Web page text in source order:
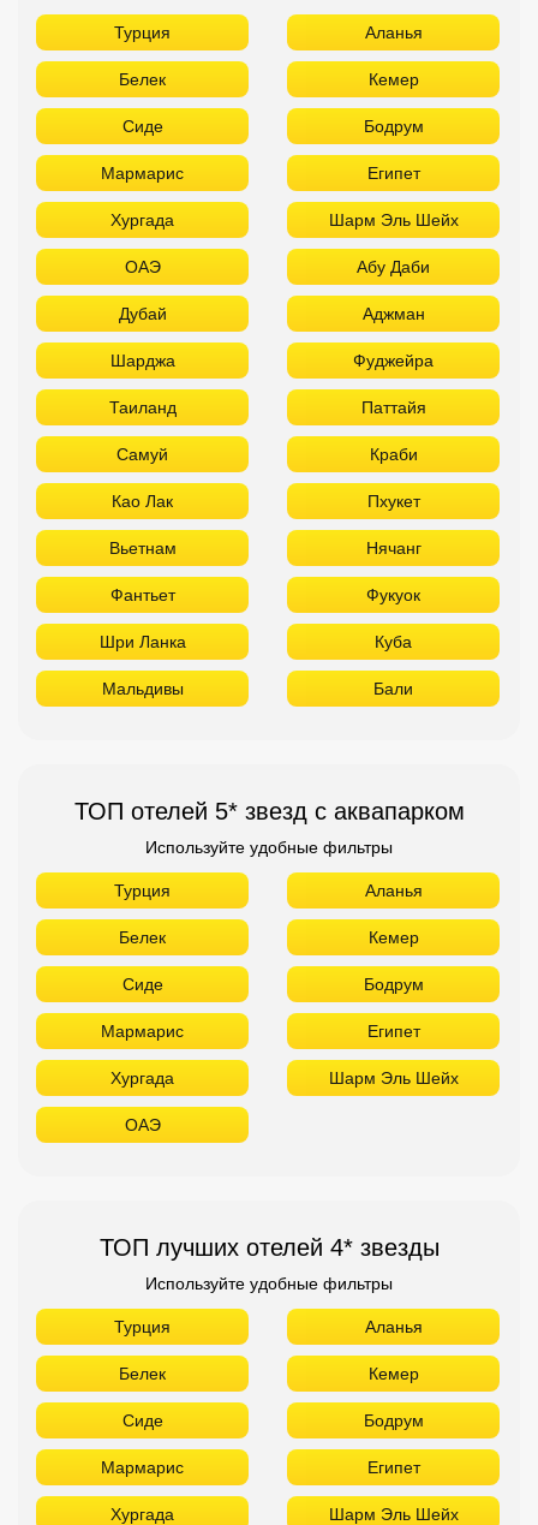
Турция Аланья
Белек Кемер
Сиде Бодрум
Мармарис Египет
Хургада Шарм Эль Шейх
ОАЭ Абу Даби
Дубай Аджман
Шарджа Фуджейра
Таиланд Паттайя
Самуй Краби
Као Лак Пхукет
Вьетнам Нячанг
Фантьет Фукуок
Шри Ланка Куба
Мальдивы Бали
ТОП отелей 5* звезд с аквапарком
Используйте удобные фильтры
Турция Аланья
Белек Кемер
Сиде Бодрум
Мармарис Египет
Хургада Шарм Эль Шейх
ОАЭ
ТОП лучших отелей 4* звезды
Используйте удобные фильтры
Турция Аланья
Белек Кемер
Сиде Бодрум
Мармарис Египет
Хургада Шарм Эль Шейх